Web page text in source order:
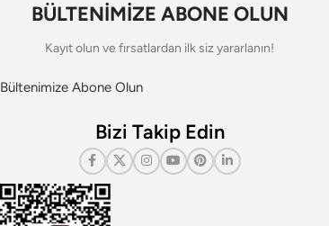
BÜLTENİMİZE ABONE OLUN
Kayıt olun ve fırsatlardan ilk siz yararlanın!
Bültenimize Abone Olun
Bizi Takip Edin